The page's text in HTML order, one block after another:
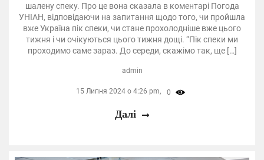
шалену спеку. Про це вона сказала в коментарі Погода
УНІАН, відповідаючи на запитання щодо того, чи пройшла
вже Україна пік спеки, чи стане прохолодніше вже цього
тижня і чи очікуються цього тижня дощі. “Пік спеки ми
проходимо саме зараз. До середи, скажімо так, ще […]
admin
15 Липня 2024 о 4:26 pm, 0
Далі